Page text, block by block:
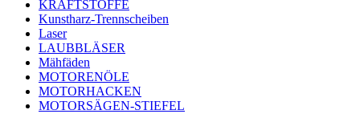
KRAFTSTOFFE
Kunstharz-Trennscheiben
Laser
LAUBBLÄSER
Mähfäden
MOTORENÖLE
MOTORHACKEN
MOTORSÄGEN-STIEFEL